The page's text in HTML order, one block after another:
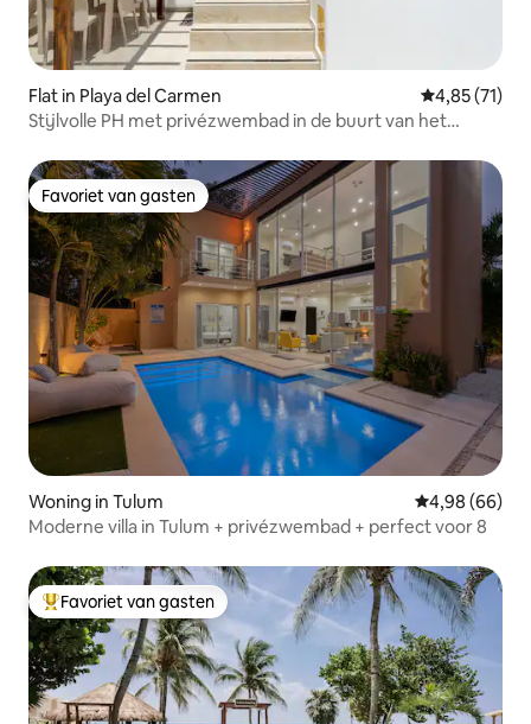
Flat in Playa del Carmen Gemiddelde
4,85 (71)
Stijlvolle PH met privézwembad in de buurt van het
Favoriet van gasten
Favoriet van gasten
Woning in Tulum Gemiddelde
4,98 (66)
Moderne villa in Tulum + privézwembad + perfect voor 8
Topfavoriet van gasten
Favoriet van gasten